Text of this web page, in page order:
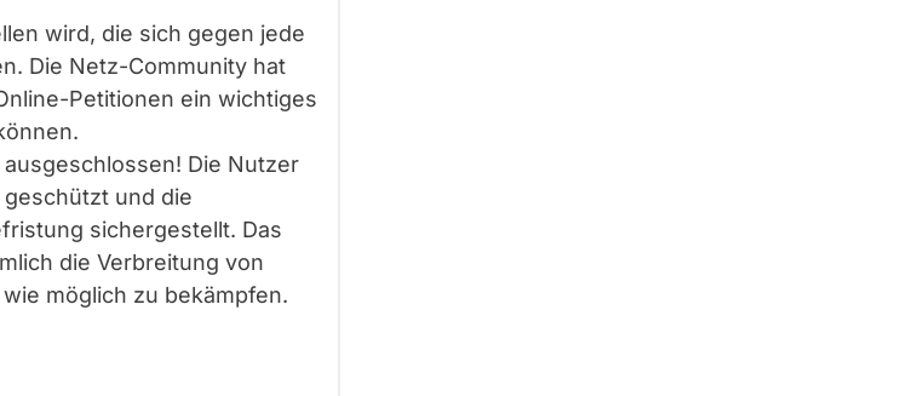
wird, die sich gegen jede
Die Netz-Community hat
Petitionen ein wichtiges
Die Nutzer
und die
sichergestellt. Das
die Verbreitung von
möglich zu bekämpfen.